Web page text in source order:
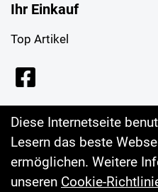
Ihr Einkauf
Top Artikel
Diese Internetseite
Lesern das beste
ermöglichen. Weitere
unseren Cookie-